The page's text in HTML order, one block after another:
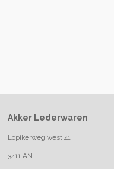
Akker
Lopikerweg west 41
3411 AN